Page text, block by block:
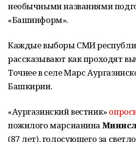
необычными названиями
«Башинформ».
Каждые выборы СМИ
рассказывают как проходят
Точнее в селе Марс
Башкирии.
«Аургазинский вестник»
пожилого марсианина
(87 лет), голосующего за